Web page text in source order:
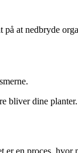
at nedbryde
bliver dine planter.
en proces,